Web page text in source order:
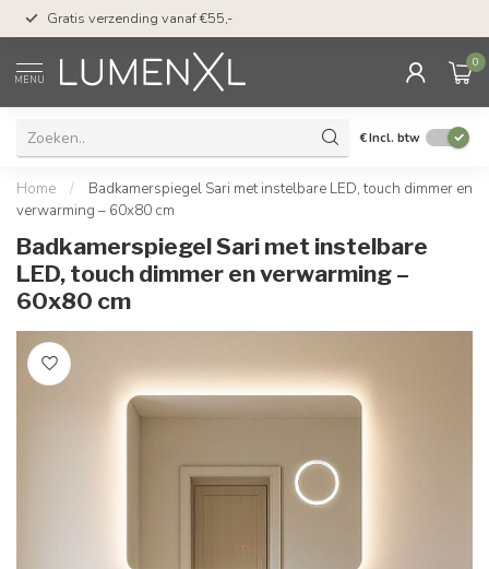
Gratis verzending vanaf €55,-
MENU
0
€Incl. btw
Home /
Badkamerspiegel Sari met instelbare LED, touch dimmer en
verwarming – 60x80 cm
Badkamerspiegel Sari met instelbare
LED, touch dimmer en verwarming –
60x80 cm